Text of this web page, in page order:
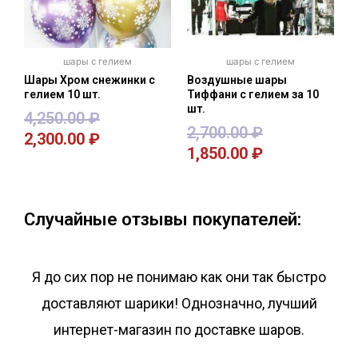
шары с гелием
Шары Хром снежинки с
гелием 10 шт.
4,250.00₽
2,300.00 ₽
шары с гелием
Воздушные шары
Тиффани с гелием за 10
шт.
2,700.00₽
1,850.00 ₽
Случайные отзывы покупателей:
Я до сих пор не понимаю как они так быстро
доставляют шарики! Однозначно, лучший
интернет-магазин по доставке шаров.